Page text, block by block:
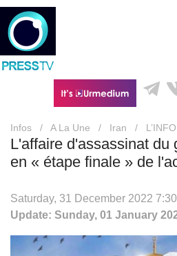
Infos / A La Une / Iran /
L'affaire d'assassinat du
en « étape finale » de
Saturday, 31 December 2022
Update: Sunday, 01 January